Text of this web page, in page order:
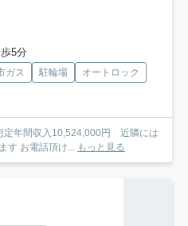
5分
ガス 駐輪場
オートロック
定年間収入10,524,000円 近隣には
す お電話頂け... もっと見る